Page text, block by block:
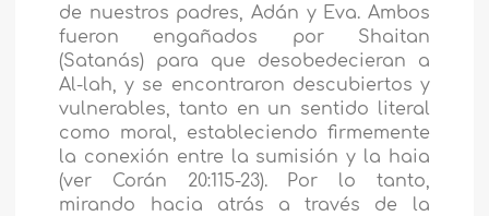
de nuestros padres, Adán y Eva. Ambos
fueron engañados por Shaitan
(Satanás) para que desobedecieran a
Al-lah, y se encontraron descubiertos y
vulnerables, tanto en un sentido literal
como moral, estableciendo firmemente
la conexión entre la sumisión y la haia
(ver Corán 20:115-23). Por lo tanto,
mirando hacia atrás a través de la